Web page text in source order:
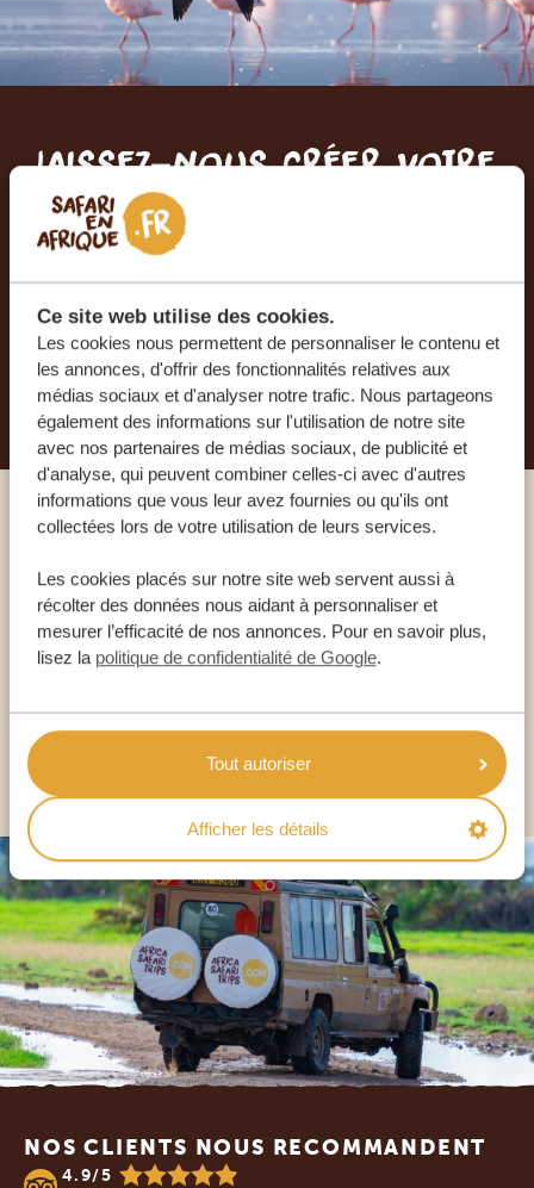
Ce site web utilise des cookies.
Les cookies nous permettent de personnaliser le contenu et
les annonces, d'offrir des fonctionnalités relatives aux
médias sociaux et d'analyser notre trafic. Nous partageons
également des informations sur l'utilisation de notre site
avec nos partenaires de médias sociaux, de publicité et
d'analyse, qui peuvent combiner celles-ci avec d'autres
informations que vous leur avez fournies ou qu'ils ont
collectées lors de votre utilisation de leurs services.
Les cookies placés sur notre site web servent aussi à
récolter des données nous aidant à personnaliser et
mesurer l’efficacité de nos annonces. Pour en savoir plus,
lisez la politique de confidentialité de Google.
Tout autoriser
Afficher les détails
Laissez-nous créer votre
voyage sur mesure
RECEVEZ UN DEVIS GRATUIT, SANS
PLANIFIEZ VOTRE AVENTURE
Appelez un expert
NOS SPÉCIALISTES SONT LÀ POUR VOUS
AUTRES PAYS
Footer
NOS CLIENTS NOUS RECOMMANDENT
4.9/5